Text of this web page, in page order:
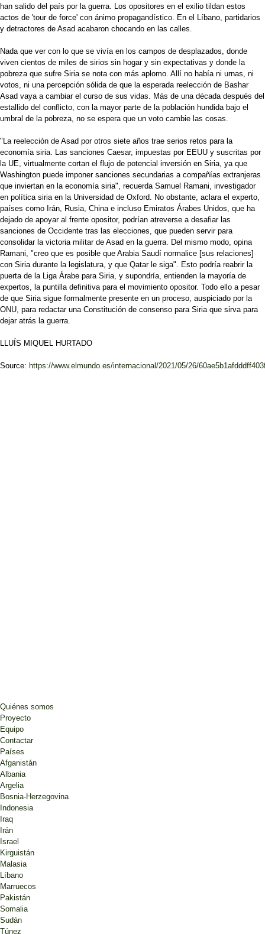
han salido del país por la guerra. Los opositores en el exilio tildan estos
actos de 'tour de force' con ánimo propagandístico. En el Líbano, partidarios
y detractores de Asad acabaron chocando en las calles.
Nada que ver con lo que se vivía en los campos de desplazados, donde
viven cientos de miles de sirios sin hogar y sin expectativas y donde la
pobreza que sufre Siria se nota con más aplomo. Allí no había ni urnas, ni
votos, ni una percepción sólida de que la esperada reelección de Bashar
Asad vaya a cambiar el curso de sus vidas. Más de una década después del
estallido del conflicto, con la mayor parte de la población hundida bajo el
umbral de la pobreza, no se espera que un voto cambie las cosas.
"La reelección de Asad por otros siete años trae serios retos para la
economía siria. Las sanciones Caesar, impuestas por EEUU y suscritas por
la UE, virtualmente cortan el flujo de potencial inversión en Siria, ya que
Washington puede imponer sanciones secundarias a compañías extranjeras
que inviertan en la economía siria", recuerda Samuel Ramani, investigador
en política siria en la Universidad de Oxford. No obstante, aclara el experto,
países como Irán, Rusia, China e incluso Emiratos Árabes Unidos, que ha
dejado de apoyar al frente opositor, podrían atreverse a desafiar las
sanciones de Occidente tras las elecciones, que pueden servir para
consolidar la victoria militar de Asad en la guerra. Del mismo modo, opina
Ramani, "creo que es posible que Arabia Saudí normalice [sus relaciones]
con Siria durante la legislatura, y que Qatar le siga". Esto podría reabrir la
puerta de la Liga Árabe para Siria, y supondría, entienden la mayoría de
expertos, la puntilla definitiva para el movimiento opositor. Todo ello a pesar
de que Siria sigue formalmente presente en un proceso, auspiciado por la
ONU, para redactar una Constitución de consenso para Siria que sirva para
dejar atrás la guerra.
LLUÍS MIQUEL HURTADO
Source: https://www.elmundo.es/internacional/2021/05/26/
Quiénes somos
Proyecto
Equipo
Contactar
Países
Afganistán
Albania
Argelia
Bosnia-Herzegovina
Indonesia
Iraq
Irán
Israel
Kirguistán
Malasia
Líbano
Marruecos
Pakistán
Somalia
Sudán
Túnez